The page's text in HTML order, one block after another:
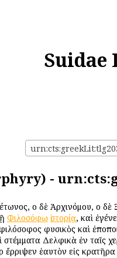
Suidae
-
οἱ δὲ Ἀρχινόμου, οἱ
Φιλοσόφῳ ἱστορίᾳ, καὶ
φυσικὸς καὶ
στέμματα Δελφικὰ ἐν ταῖς
ἔρριψεν ἑαυτὸν εἰς